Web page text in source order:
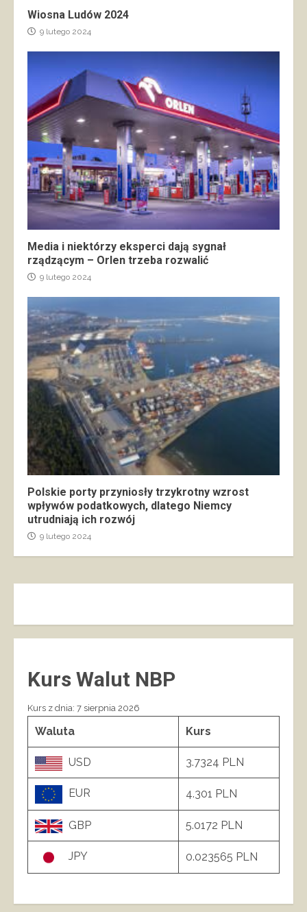
Wiosna Ludów 2024
9 lutego 2024
Media i niektórzy eksperci dają sygnał
rządzącym – Orlen trzeba rozwalić
9 lutego 2024
Polskie porty przyniosły trzykrotny wzrost
wpływów podatkowych, dlatego Niemcy
utrudniają ich rozwój
9 lutego 2024
Kurs Walut NBP
Kurs z dnia: 7 sierpnia 2026
Waluta Kurs
USD 3.7324 PLN
EUR 4.301 PLN
GBP 5.0172 PLN
JPY 0.023565 PLN